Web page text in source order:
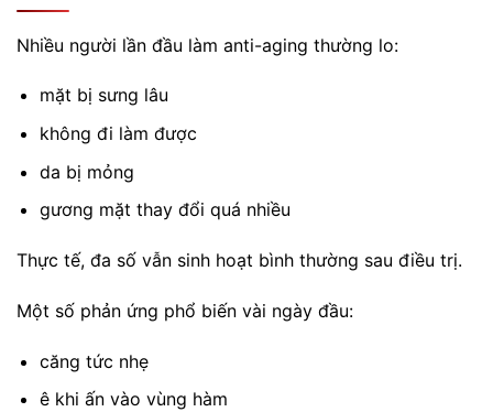
Nhiều người lần đầu làm anti-aging thường lo:
mặt bị sưng lâu
không đi làm được
da bị mỏng
gương mặt thay đổi quá nhiều
Thực tế, đa số vẫn sinh hoạt bình thường sau điều trị.
Một số phản ứng phổ biến vài ngày đầu:
căng tức nhẹ
ê khi ấn vào vùng hàm